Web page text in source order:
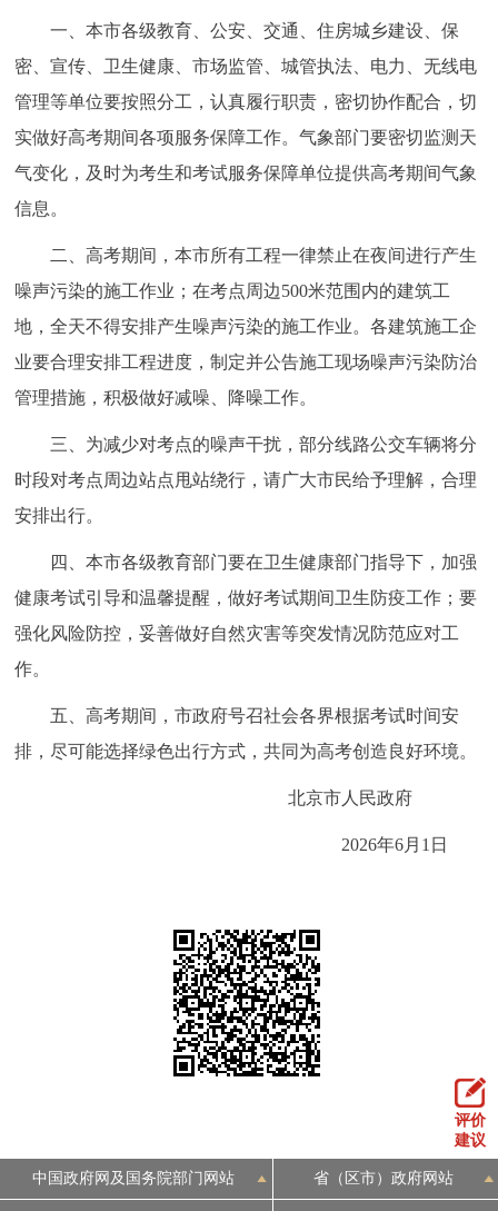
政民互动
12345网上接诉即办 我要咨询 我要建议
参与调查 在线访谈 图说互动
走进北京
北京概况 十六区概览 人文北京
多语种
ENGLISH 한국어
DEUTSCH
ESPAÑOL العربية PORTUGUÊS
回到顶部
一、本市各级教育、公安、交通、住房城乡建设、保
密、宣传、卫生健康、市场监管、城管执法、电力、无线电
管理等单位要按照分工，认真履行职责，密切协作配合，切
实做好高考期间各项服务保障工作。气象部门要密切监测天
气变化，及时为考生和考试服务保障单位提供高考期间气象
信息。
二、高考期间，本市所有工程一律禁止在夜间进行产生
噪声污染的施工作业；在考点周边500米范围内的建筑工
地，全天不得安排产生噪声污染的施工作业。各建筑施工企
业要合理安排工程进度，制定并公告施工现场噪声污染防治
管理措施，积极做好减噪、降噪工作。
三、为减少对考点的噪声干扰，部分线路公交车辆将分
时段对考点周边站点甩站绕行，请广大市民给予理解，合理
安排出行。
四、本市各级教育部门要在卫生健康部门指导下，加强
健康考试引导和温馨提醒，做好考试期间卫生防疫工作；要
强化风险防控，妥善做好自然灾害等突发情况防范应对工
作。
五、高考期间，市政府号召社会各界根据考试时间安
排，尽可能选择绿色出行方式，共同为高考创造良好环境。
北京市人民政府
2026年6月1日
评价
建议
中国政府网及国务院部门网站 省（区市）政府网站